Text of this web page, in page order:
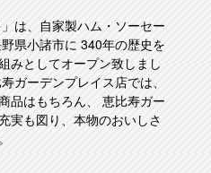
は、自家製ハム・ソーセー
県小諸市に 340年の歴史を
みとしてオープン致しまし
ガーデンプレイス店では、
品はもちろん、 恵比寿ガー
実も図り、本物のおいしさ